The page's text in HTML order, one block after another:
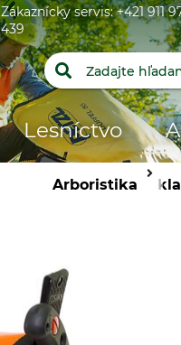
Zákaznícky servis: +421 911
439
Lesníctvo
Arboristika